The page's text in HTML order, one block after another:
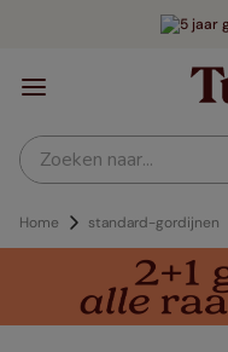
Zoeken naar...
Home standard-gordijnen